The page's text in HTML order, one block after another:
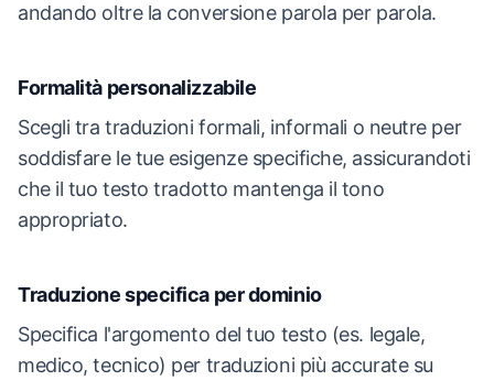
andando oltre la conversione parola per parola.
Formalità personalizzabile
Scegli tra traduzioni formali, informali o neutre per
soddisfare le tue esigenze specifiche, assicurandoti
che il tuo testo tradotto mantenga il tono
appropriato.
Traduzione specifica per dominio
Specifica l'argomento del tuo testo (es. legale,
medico, tecnico) per traduzioni più accurate su